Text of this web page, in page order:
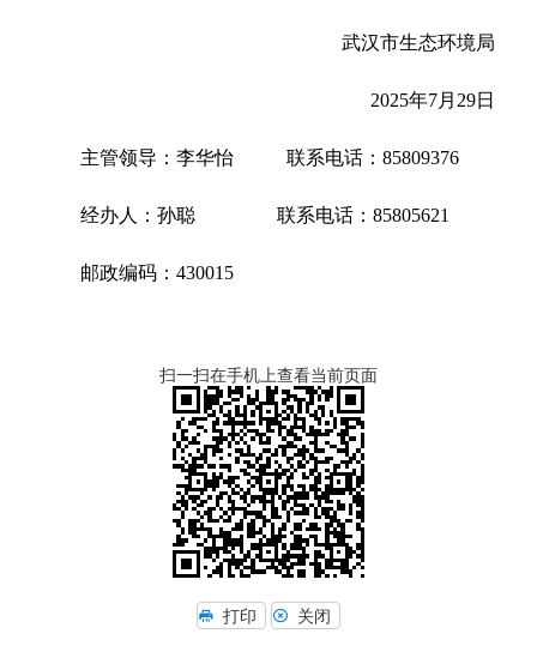
武汉市生态环境局
2025年7月29日
主管领导：李华怡 联系电话：85809376
经办人：孙聪 联系电话：85805621
邮政编码：430015
扫一扫在手机上查看当前页面
打印 关闭